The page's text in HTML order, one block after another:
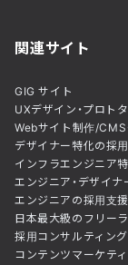
関連サイト
GIG サイト
UXデザイン・プロ
Webサイト制作/
デザイナー特化の採
インフラエンジニア
エンジニア・デザイ
エンジニアの採用支
日本最大級のフリー
採用コンサルティン
コンテンツマーケテ